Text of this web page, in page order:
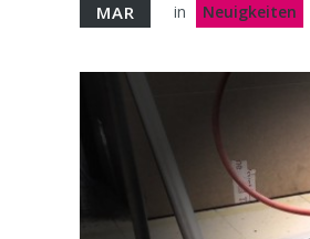
MAR in Neuigkeiten